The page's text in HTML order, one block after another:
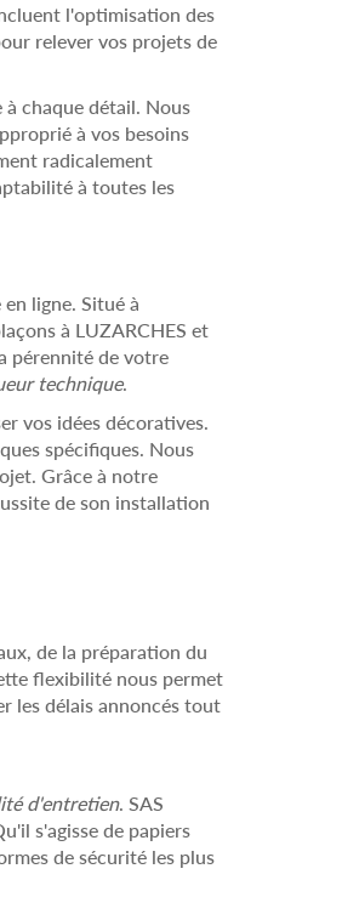
l'optimisation des
relever vos projets de
chaque détail. Nous
à vos besoins
radicalement
à toutes les
ligne. Situé à
à LUZARCHES et
pérennité de votre
technique.
vos idées décoratives.
spécifiques. Nous
Grâce à notre
de son installation
de la préparation du
flexibilité nous permet
les délais annoncés tout
d'entretien. SAS
s'agisse de papiers
de sécurité les plus